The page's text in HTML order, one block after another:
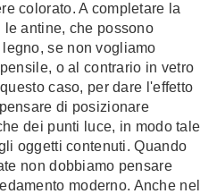
colorato. A completare la
antine, che possono
se non vogliamo
o al contrario in vetro
caso, per dare l'effetto
di posizionare
dei punti luce, in modo tale
oggetti contenuti. Quando
non dobbiamo pensare
moderno. Anche nel